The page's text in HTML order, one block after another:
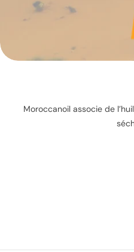
Moroccanoil associe de